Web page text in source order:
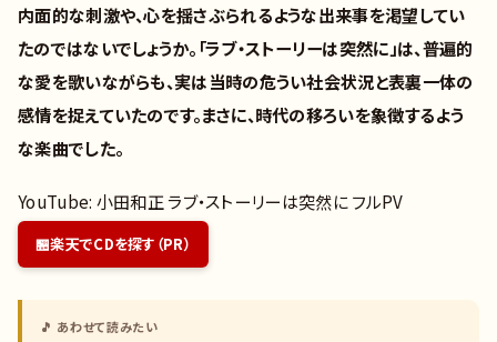
内面的な刺激や、心を揺さぶられるような出来事を渇望してい
たのではないでしょうか。「ラブ・ストーリーは突然に」は、普遍的
な愛を歌いながらも、実は当時の危うい社会状況と表裏一体の
感情を捉えていたのです。まさに、時代の移ろいを象徴するよう
な楽曲でした。
YouTube: 小田和正 ラブ・ストーリーは突然に フルPV
楽天でCDを探す（PR）
🎵 あわせて読みたい